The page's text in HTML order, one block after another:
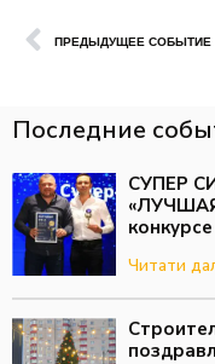
ПРЕДЫДУЩЕЕ СОБЫТИЕ
Последние
СУПЕР
Читати